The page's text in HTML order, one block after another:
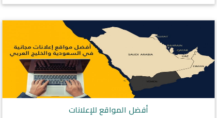
أفضل المواقع للإعلانات